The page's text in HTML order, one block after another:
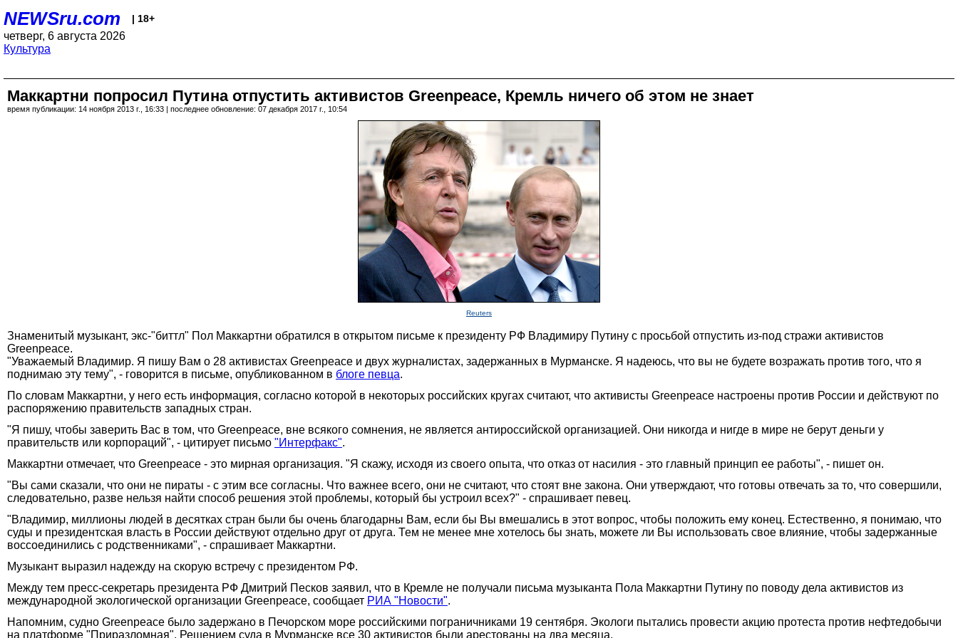
NEWSru.com | 18+
четверг, 6 августа 2026
Культура
Маккартни попросил Путина отпустить активистов Greenpeace, Кремль ничего об этом не знает
время публикации: 14 ноября 2013 г., 16:33 | последнее обновление: 07 декабря 2017 г., 10:54
Reuters
Знаменитый музыкант, экс-"биттл" Пол Маккартни обратился в открытом письме к президенту РФ Владимиру Путину с просьбой отпустить из-под стражи активистов
Greenpeace.
"Уважаемый Владимир. Я пишу Вам о 28 активистах Greenpeace и двух журналистах, задержанных в Мурманске. Я надеюсь, что вы не будете возражать против того, что я
поднимаю эту тему", - говорится в письме, опубликованном в блоге певца.
По словам Маккартни, у него есть информация, согласно которой в некоторых российских кругах считают, что активисты Greenpeace настроены против России и действуют по
распоряжению правительств западных стран.
"Я пишу, чтобы заверить Вас в том, что Greenpeace, вне всякого сомнения, не является антироссийской организацией. Они никогда и нигде в мире не берут деньги у
правительств или корпораций", - цитирует письмо "Интерфакс".
Маккартни отмечает, что Greenpeace - это мирная организация. "Я скажу, исходя из своего опыта, что отказ от насилия - это главный принцип ее работы", - пишет он.
"Вы сами сказали, что они не пираты - с этим все согласны. Что важнее всего, они не считают, что стоят вне закона. Они утверждают, что готовы отвечать за то, что совершили,
следовательно, разве нельзя найти способ решения этой проблемы, который бы устроил всех?" - спрашивает певец.
"Владимир, миллионы людей в десятках стран были бы очень благодарны Вам, если бы Вы вмешались в этот вопрос, чтобы положить ему конец. Естественно, я понимаю, что
суды и президентская власть в России действуют отдельно друг от друга. Тем не менее мне хотелось бы знать, можете ли Вы использовать свое влияние, чтобы задержанные
воссоединились с родственниками", - спрашивает Маккартни.
Музыкант выразил надежду на скорую встречу с президентом РФ.
Между тем пресс-секретарь президента РФ Дмитрий Песков заявил, что в Кремле не получали письма музыканта Пола Маккартни Путину по поводу дела активистов из
международной экологической организации Greenpeace, сообщает РИА "Новости".
Напомним, судно Greenpeace было задержано в Печорском море российскими пограничниками 19 сентября. Экологи пытались провести акцию протеста против нефтедобычи
на платформе "Приразломная". Решением суда в Мурманске все 30 активистов были арестованы на два месяца.